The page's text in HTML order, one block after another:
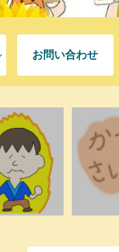
お問い合わせ